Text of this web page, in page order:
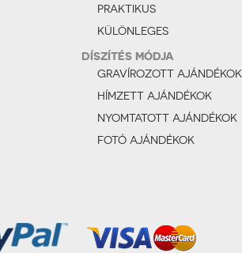
PRAKTIKUS
KÜLÖNLEGES
DÍSZÍTÉS MÓDJA
GRAVÍROZOTT AJÁNDÉKOK
HÍMZETT AJÁNDÉKOK
NYOMTATOTT AJÁNDÉKOK
FOTÓ AJÁNDÉKOK